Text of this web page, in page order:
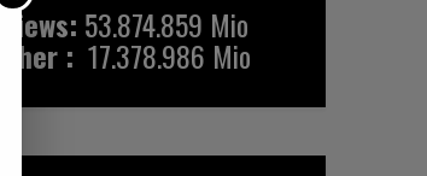
53.874.859 Mio
: 17.378.986 Mio